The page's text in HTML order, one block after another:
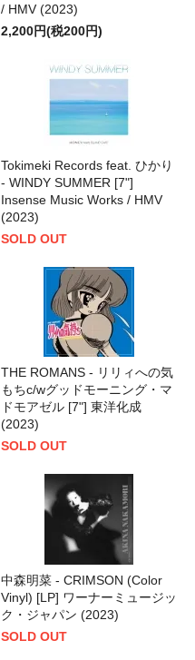
/ HMV (2023)
2,200円(税200円)
Tokimeki Records feat. ひかり
- WINDY SUMMER [7"]
Insense Music Works / HMV
(2023)
SOLD OUT
THE ROMANS - リリィへの気
もちc/wグッドモーニング・マ
ドモアゼル [7"] 東洋化成
(2023)
SOLD OUT
中森明菜 - CRIMSON (Color
Vinyl) [LP] ワーナーミュージッ
ク・ジャパン (2023)
SOLD OUT